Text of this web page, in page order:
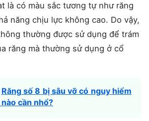
là có màu sắc tương tự như răng
năng chịu lực không cao. Do vậy,
thường được sử dụng để trám
răng mà thường sử dụng ở cổ
Răng số 8 bị sâu vỡ có nguy hiểm
cần nhổ?